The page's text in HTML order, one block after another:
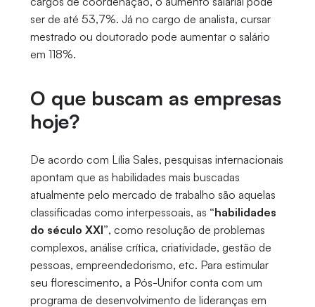
ser de até 53,7%. Já no cargo de analista, cursar
mestrado ou doutorado pode aumentar o salário
em 118%.
O que buscam as empresas
hoje?
De acordo com Lília Sales, pesquisas internacionais
apontam que as habilidades mais buscadas
atualmente pelo mercado de trabalho são aquelas
classificadas como interpessoais, as “habilidades
do século XXI”, como resolução de problemas
complexos, análise crítica, criatividade, gestão de
pessoas, empreendedorismo, etc. Para estimular
seu florescimento, a Pós-Unifor conta com um
programa de desenvolvimento de lideranças em